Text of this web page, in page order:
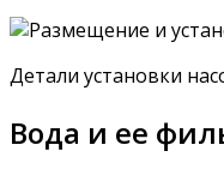
Детали установки
Вода и ее